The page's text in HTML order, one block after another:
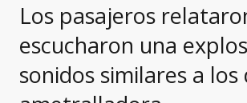
Los pasajeros
escucharon una
sonidos similares a los